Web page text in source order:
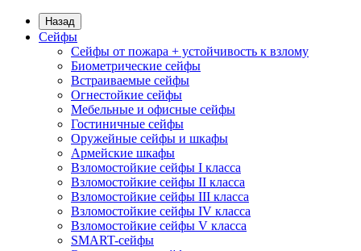
Назад
Сейфы
Сейфы от пожара + устойчивость к взлому
Биометрические сейфы
Встраиваемые сейфы
Огнестойкие сейфы
Мебельные и офисные сейфы
Гостиничные сейфы
Оружейные сейфы и шкафы
Армейские шкафы
Взломостойкие сейфы I класса
Взломостойкие сейфы II класса
Взломостойкие сейфы III класса
Взломостойкие сейфы IV класса
Взломостойкие сейфы V класса
SMART-сейфы